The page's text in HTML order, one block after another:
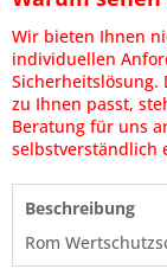
Wir bieten Ihnen
individuellen
Sicherheitslösung.
zu Ihnen passt,
Beratung für uns
selbstverständlich
Beschreibung
Rom